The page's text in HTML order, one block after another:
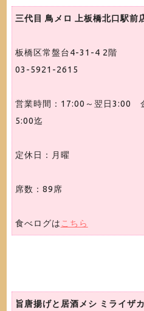
三代目 鳥メロ 上板橋北口駅前
板橋区常盤台4-31-4 2階
03-5921-2615
営業時間：17:00～翌日3:00
5:00迄
定休日：月曜
席数：89席
食べログは こちら
旨唐揚げと居酒メシ ミライザ